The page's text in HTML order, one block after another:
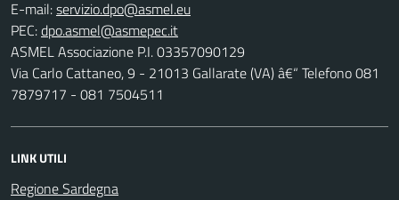
E-mail:
PEC:
ASMEL Associazione P.I. 03357090129
Via Carlo Cattaneo, 9 - 21013 Gallarate (VA) â€“ Telefono 081
7879717 - 081 7504511
LINK UTILI
Regione Sardegna